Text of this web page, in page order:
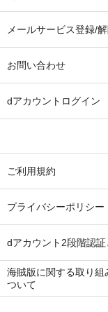
メールサービス登録/
お問い合わせ
dアカウントログイン
ご利用規約
プライバシーポリシー
dアカウント2段階認証
海賊版に関する取り組
ついて